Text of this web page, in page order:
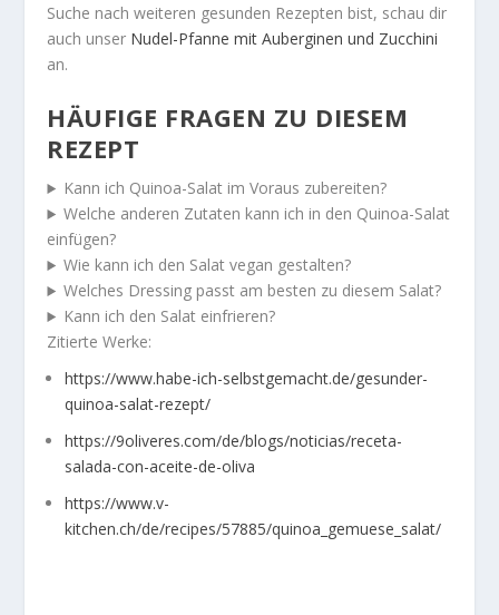
Suche nach weiteren gesunden Rezepten bist, schau dir
auch unser Nudel-Pfanne mit Auberginen und Zucchini
an.
HÄUFIGE FRAGEN ZU DIESEM
REZEPT
Kann ich Quinoa-Salat im Voraus zubereiten?
Welche anderen Zutaten kann ich in den Quinoa-Salat
einfügen?
Wie kann ich den Salat vegan gestalten?
Welches Dressing passt am besten zu diesem Salat?
Kann ich den Salat einfrieren?
Zitierte Werke:
https://www.habe-ich-selbstgemacht.de/gesunder-
quinoa-salat-rezept/
https://9oliveres.com/de/blogs/noticias/receta-
salada-con-aceite-de-oliva
https://www.v-
kitchen.ch/de/recipes/57885/quinoa_gemuese_salat/